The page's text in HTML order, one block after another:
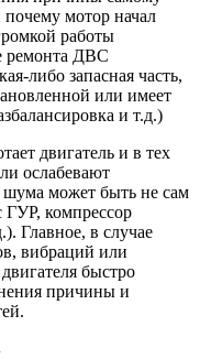
почему мотор начал
работы
ремонта ДВС
либо запасная часть,
или имеет
и т.д.)
двигатель и в тех
ослабевают
может быть не сам
ГУР, компрессор
Главное, в случае
вибраций или
быстро
причины и